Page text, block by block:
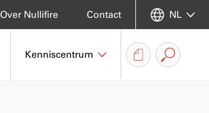
Kenniscentrum
Over Nullifire Contact NL